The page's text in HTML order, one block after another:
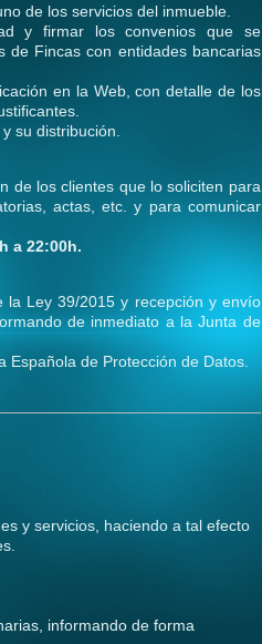
de los servicios del inmueble.
y firmar los convenios que se
de Fincas con entidades bancarias
en la Web, con detalle de los
su distribución.
de los clientes que lo soliciten para
actas, etc. y para comunicar
a 22:00h.
la Ley 39/2015 y recepción y envío
de inmediato a la Junta de
Española de Protección de Datos.
y servicios, haciendo a tal efecto
informando de forma